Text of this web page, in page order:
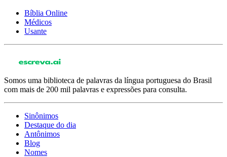
Bíblia Online
Médicos
Usante
Somos uma biblioteca de palavras da língua portuguesa do Brasil
com mais de 200 mil palavras e expressões para consulta.
Sinônimos
Destaque do dia
Antônimos
Blog
Nomes